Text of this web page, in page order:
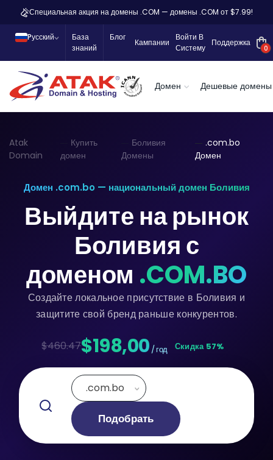
Специальная акция на домены .COM — домены .COM от $7.99!
Pусский
База
знаний
Блог
Кампании
Войти В
Систему
Поддержка
0
Домен Дешевые домены
Atak
Domain
Купить
домен
Боливия
Домены
.com.bo
Домен
Домен .com.bo — национальный домен Боливия
Выйдите на рынок
Боливия с
доменом .COM.BO
Создайте локальное присутствие в Боливия и
защитите свой бренд раньше конкурентов.
$460.47$198,00 / год Скидка 57%
.com.bo
Подобрать